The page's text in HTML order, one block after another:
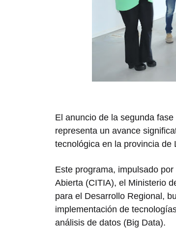
El anuncio de la segunda
representa un avance
tecnológica en la provincia de
Este programa, impulsado
Abierta (CITIA), el Ministerio
para el Desarrollo Regional,
implementación de
análisis de datos (Big Data).